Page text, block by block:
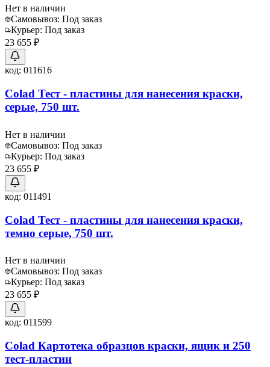
Нет в наличии
Самовывоз: Под заказ
Курьер: Под заказ
23 655 ₽
код: 011616
Colad Тест - пластины для нанесения краски,
серые, 750 шт.
Нет в наличии
Самовывоз: Под заказ
Курьер: Под заказ
23 655 ₽
код: 011491
Colad Тест - пластины для нанесения краски,
темно серые, 750 шт.
Нет в наличии
Самовывоз: Под заказ
Курьер: Под заказ
23 655 ₽
код: 011599
Colad Картотека образцов краски, ящик и 250
тест-пластин